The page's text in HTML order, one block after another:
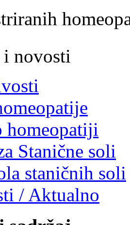
i novosti
homeopatiji
Stanične soli
staničnih soli
/ Aktualno